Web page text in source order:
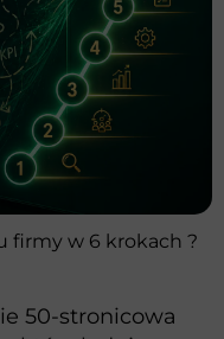
firmy w 6 krokach ?
50-stronicowa